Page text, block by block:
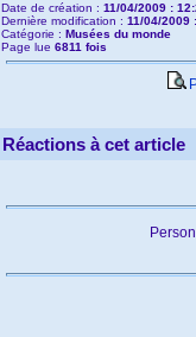
Date de création : 11/04/2009 :
Dernière modification : 11/04/2009
Catégorie : Musées du monde
Page lue 6811 fois
Réactions à cet article